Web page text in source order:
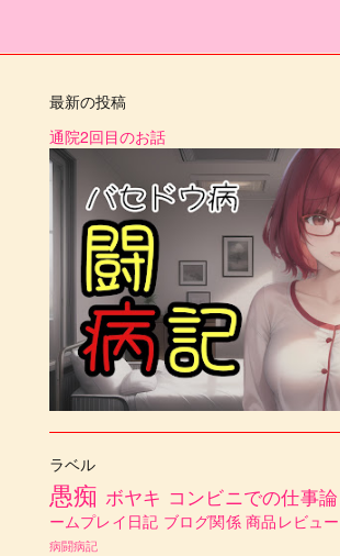
最新の投稿
通院2回目のお話
ラベル
愚痴 ボヤキ コンビニでの仕事論
ームプレイ日記 ブログ関係 商品レビュー
病闘病記